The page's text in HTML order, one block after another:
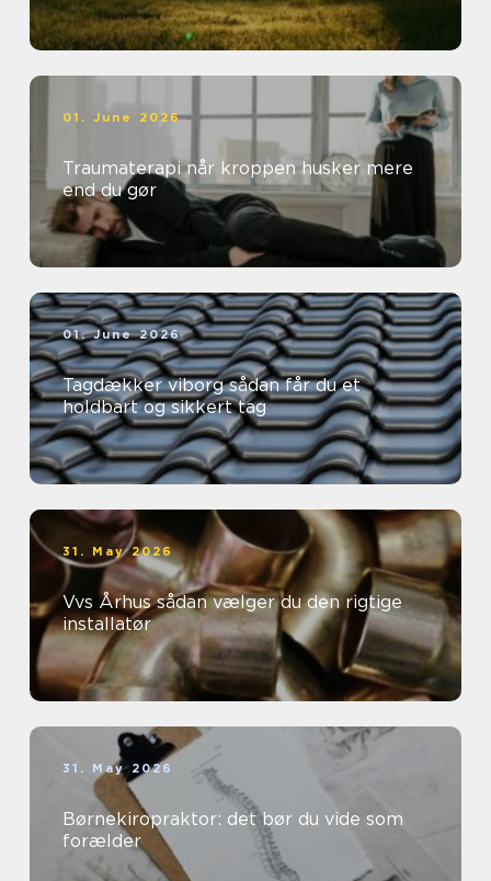
01. June 2026
Traumaterapi når kroppen husker mere
end du gør
01. June 2026
Tagdækker viborg sådan får du et
holdbart og sikkert tag
31. May 2026
Vvs Århus sådan vælger du den rigtige
installatør
31. May 2026
Børnekiropraktor: det bør du vide som
forælder